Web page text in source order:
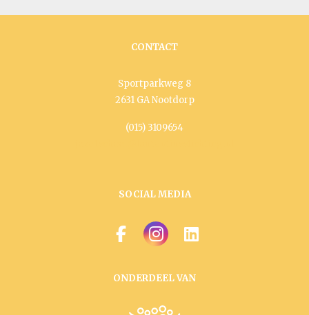
CONTACT
Sportparkweg 8
2631 GA Nootdorp
(015) 3109654
SOCIAL MEDIA
ONDERDEEL VAN